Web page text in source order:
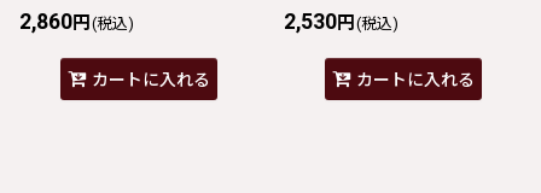
2,860円 (税込)
カートに入れる
2,530円 (税込)
カートに入れる